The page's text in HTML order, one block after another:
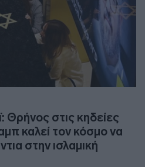
Θρήνος στις κηδείες
καλεί τον κόσμο να
στην ισλαμική